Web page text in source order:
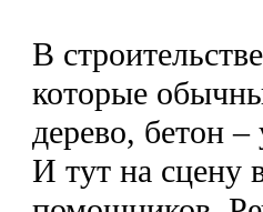
В
которые
дерево, бетон –
И тут на сцену